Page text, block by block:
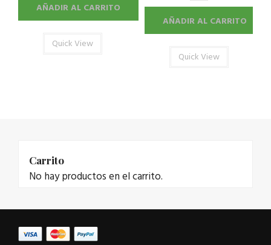
AÑADIR AL CARRITO
Quick View
AÑADIR AL CARRITO
Quick View
Carrito
No hay productos en el carrito.